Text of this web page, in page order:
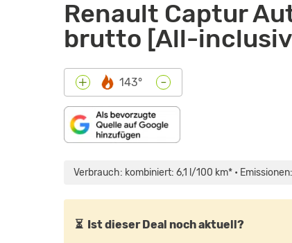
Renault Captur
brutto [All-
+ 143° -
Verbrauch: kombiniert: 6,1 l/100 km* •
⏳ Ist dieser Deal noch aktuell?
TECH
IM
HAT
RENAULT